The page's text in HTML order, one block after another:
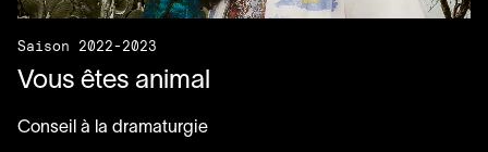
Saison 2022-2023
Vous êtes animal
Conseil à la dramaturgie